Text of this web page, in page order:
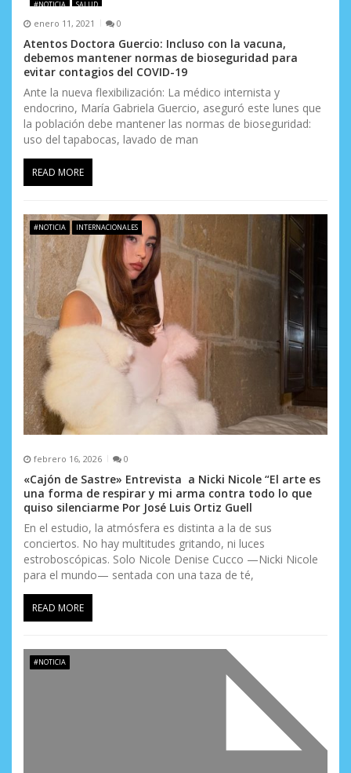
e
n
t
r
a
d
a
s
#NOTICIA SALUD
enero 11, 2021 0
Atentos Doctora Guercio: Incluso con la vacuna,
debemos mantener normas de bioseguridad para
evitar contagios del COVID-19
Ante la nueva flexibilización: La médico internista y
endocrino, María Gabriela Guercio, aseguró este lunes que
la población debe mantener las normas de bioseguridad:
uso del tapabocas, lavado de man
READ MORE
#NOTICIA INTERNACIONALES
febrero 16, 2026 0
«Cajón de Sastre» Entrevista a Nicki Nicole “El arte es
una forma de respirar y mi arma contra todo lo que
quiso silenciarme Por José Luis Ortiz Guell
En el estudio, la atmósfera es distinta a la de sus
conciertos. No hay multitudes gritando, ni luces
estroboscópicas. Solo Nicole Denise Cucco —Nicki Nicole
para el mundo— sentada con una taza de té,
READ MORE
#NOTICIA